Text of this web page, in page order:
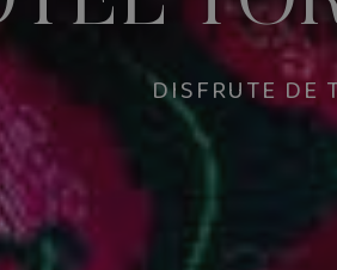
DISFRUTE DE
DISFRUTE DE